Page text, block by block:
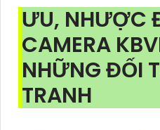
ƯU, NHƯỢC
CAMERA
NHỮNG ĐỐI
TRANH